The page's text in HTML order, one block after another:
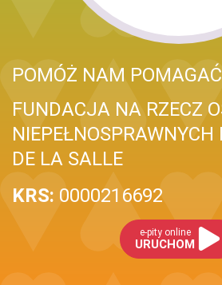
POMÓŻ NAM
FUNDACJA NA RZECZ
DE LA SALLE
KRS: 0000216692
e-pity online
URUCHOM